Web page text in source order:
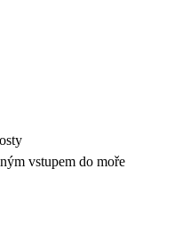
vstupem do moře